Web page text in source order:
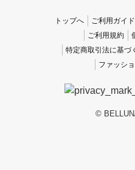
トップへ ご利用ガイド
ご利用規約
特定商取引法に基づ
ファッシ
©